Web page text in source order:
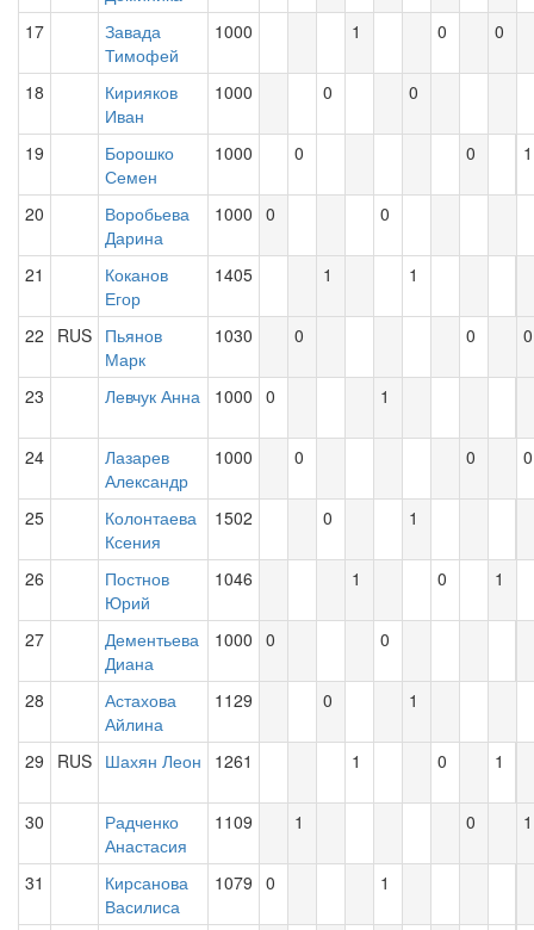
17
Завада
Тимофей
1000 1 0 0
18
Кирияков
Иван
1000 0 0
19
Борошко
Семен
1000 0 0 1
20
Воробьева
Дарина
1000 0 0
21
Коканов
Егор
1405 1 1
22 RUS Пьянов
Марк
1030 0 0 0
23 Левчук Анна 1000 0 1
24
Лазарев
Александр
1000 0 0 0
25
Колонтаева
Ксения
1502 0 1
26
Постнов
Юрий
1046 1 0 1
27
Дементьева
Диана
1000 0 0
28
Астахова
Айлина
1129 0 1
29 RUS Шахян Леон 1261 1 0 1
30
Радченко
Анастасия
1109 1 0 1
31
Кирсанова
Василиса
1079 0 1